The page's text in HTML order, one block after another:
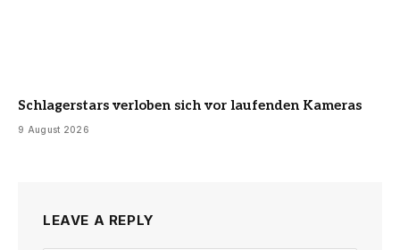
Schlagerstars verloben sich vor laufenden Kameras
9 August 2026
LEAVE A REPLY